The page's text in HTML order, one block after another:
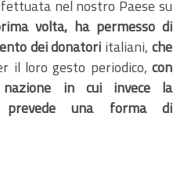
nel nostro Paese su
volta, ha permesso di
dei donatori italiani,che
il loro gesto periodico, con
nazione in cui invece la
prevede una forma di